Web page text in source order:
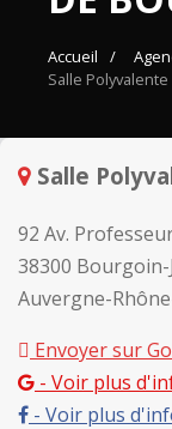
Accueil
Salle
Salle
92 Av.
38300 Bourgoin-
Auvergne-
Envoyer sur
- Voir plus
- Voir plus